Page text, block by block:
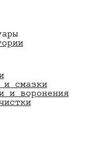
и смазки
и воронения